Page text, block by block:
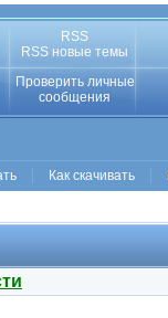
RSS
RSS новые темы
Проверить личные
сообщения
Как скачивать